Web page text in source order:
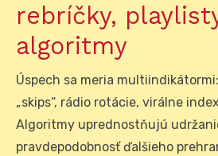
rebríčky,
algoritmy
Úspech sa meria
„skips“, rádio rotácie, virálne
Algoritmy uprednostňujú
pravdepodobnosť ďalšieho